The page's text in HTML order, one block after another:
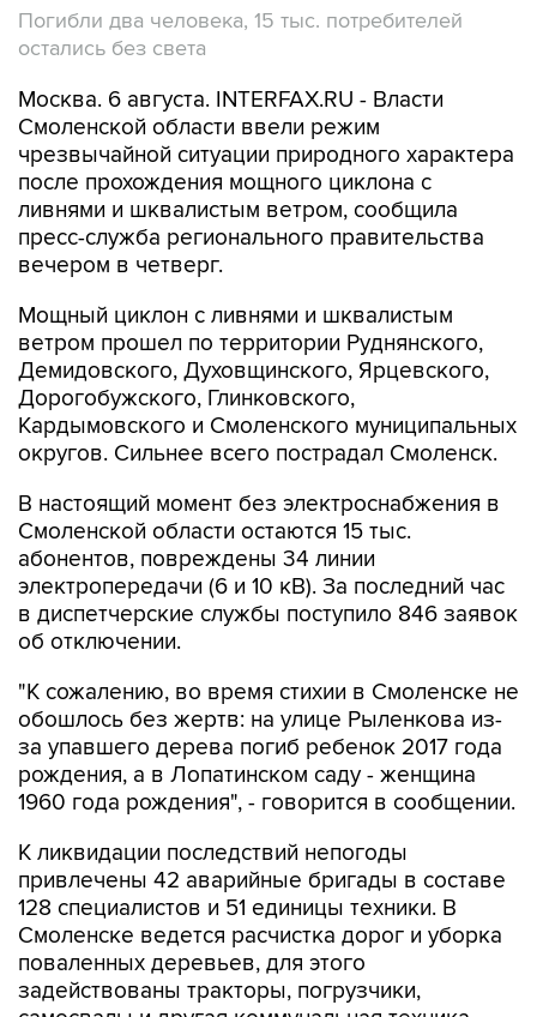
Погибли два человека, 15 тыс. потребителей
остались без света
Москва. 6 августа. INTERFAX.RU - Власти
Смоленской области ввели режим
чрезвычайной ситуации природного характера
после прохождения мощного циклона с
ливнями и шквалистым ветром, сообщила
пресс-служба регионального правительства
вечером в четверг.
Мощный циклон с ливнями и шквалистым
ветром прошел по территории Руднянского,
Демидовского, Духовщинского, Ярцевского,
Дорогобужского, Глинковского,
Кардымовского и Смоленского муниципальных
округов. Сильнее всего пострадал Смоленск.
В настоящий момент без электроснабжения в
Смоленской области остаются 15 тыс.
абонентов, повреждены 34 линии
электропередачи (6 и 10 кВ). За последний час
в диспетчерские службы поступило 846 заявок
об отключении.
"К сожалению, во время стихии в Смоленске не
обошлось без жертв: на улице Рыленкова из-
за упавшего дерева погиб ребенок 2017 года
рождения, а в Лопатинском саду - женщина
1960 года рождения", - говорится в сообщении.
К ликвидации последствий непогоды
привлечены 42 аварийные бригады в составе
128 специалистов и 51 единицы техники. В
Смоленске ведется расчистка дорог и уборка
поваленных деревьев, для этого
задействованы тракторы, погрузчики,